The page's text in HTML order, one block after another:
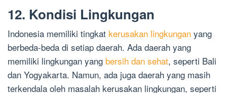
12. Kondisi Lingkungan
Indonesia memiliki tingkat kerusakan lingkungan yang
berbeda-beda di setiap daerah. Ada daerah yang
memiliki lingkungan yang bersih dan sehat, seperti Bali
dan Yogyakarta. Namun, ada juga daerah yang masih
terkendala oleh masalah kerusakan lingkungan, seperti